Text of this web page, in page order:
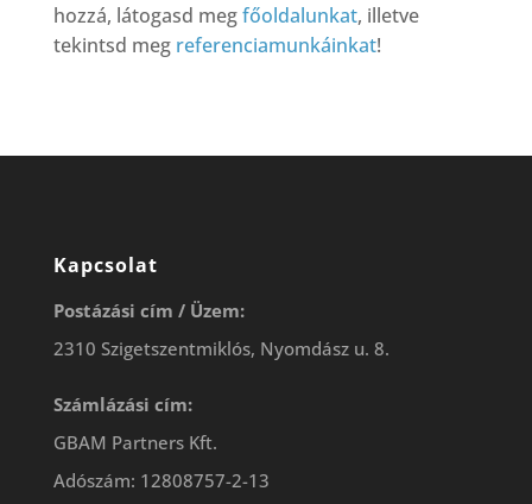
hozzá, látogasd megfőoldalunkat, illetve
tekintsd meg referenciamunkáinkat!
Kapcsolat
Postázási cím / Üzem:
2310 Szigetszentmiklós, Nyomdász u. 8.
Számlázási cím:
GBAM Partners Kft.
Adószám: 12808757-2-13